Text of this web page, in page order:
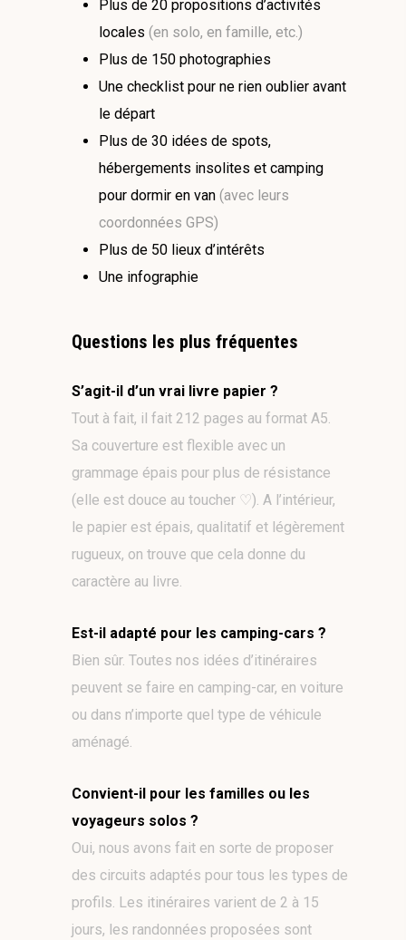
Plus de 20 propositions d’activités
locales (en solo, en famille, etc.)
Plus de 150 photographies
Une checklist pour ne rien oublier avant
le départ
Plus de 30 idées de spots,
hébergements insolites et camping
pour dormir en van (avec leurs
coordonnées GPS)
Plus de 50 lieux d’intérêts
Une infographie
Questions les plus fréquentes
S’agit-il d’un vrai livre papier ?
Tout à fait, il fait 212 pages au format A5.
Sa couverture est flexible avec un
grammage épais pour plus de résistance
(elle est douce au toucher ♡). A l’intérieur,
le papier est épais, qualitatif et légèrement
rugueux, on trouve que cela donne du
caractère au livre.
Est-il adapté pour les camping-cars ?
Bien sûr. Toutes nos idées d’itinéraires
peuvent se faire en camping-car, en voiture
ou dans n’importe quel type de véhicule
aménagé.
Convient-il pour les familles ou les
voyageurs solos ?
Oui, nous avons fait en sorte de proposer
des circuits adaptés pour tous les types de
profils. Les itinéraires varient de 2 à 15
jours, les randonnées proposées sont